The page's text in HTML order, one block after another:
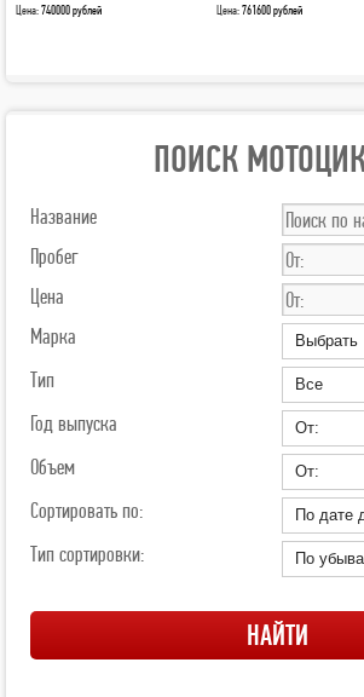
Цена:740000 рублей Цена:761600 рублей
ПОИСК
Название
Пробег
Цена
Марка
Тип
Год выпуска
Объем
Сортировать по:
Тип сортировки: